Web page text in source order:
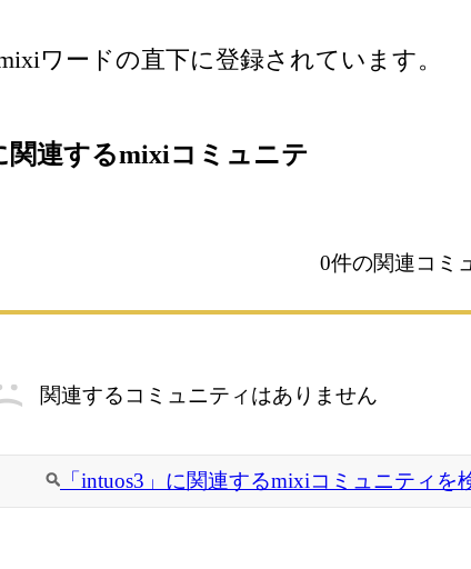
mixiワードの直下に登録されています。
関連するmixiコミュニテ
0件の関連コミ
関連するコミュニティはありません
「intuos3」に関連するmixiコミュニティを